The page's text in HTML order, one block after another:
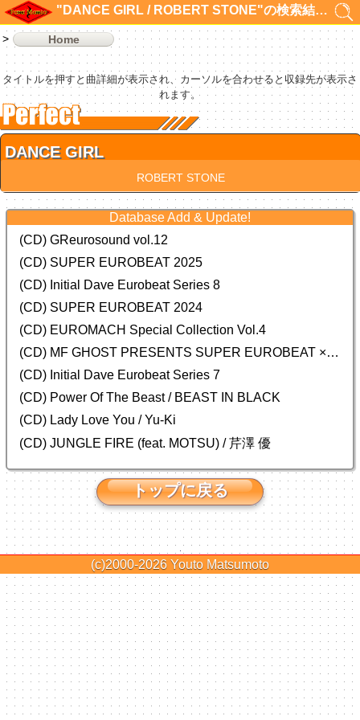
"DANCE GIRL / ROBERT STONE"の検索結果 1件
Home
タイトルを押すと曲詳細が表示され、カーソルを合わせると収録先が表示さ
れます。
DANCE GIRL
ROBERT STONE
Database Add & Update!
(CD) GReurosound vol.12
(CD) SUPER EUROBEAT 2025
(CD) Initial Dave Eurobeat Series 8
(CD) SUPER EUROBEAT 2024
(CD) EUROMACH Special Collection Vol.4
(CD) MF GHOST PRESENTS SUPER EUROBEAT × ORIGINAL SOUNDTRACK NEW COLLECTION
(CD) Initial Dave Eurobeat Series 7
(CD) Power Of The Beast / BEAST IN BLACK
(CD) Lady Love You / Yu-Ki
(CD) JUNGLE FIRE (feat. MOTSU) / 芹澤 優
トップに戻る
(c)2000-2026 Youto Matsumoto